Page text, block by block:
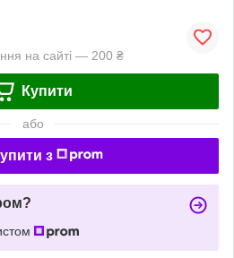
на сайті — 200 ₴
Купити
або
з